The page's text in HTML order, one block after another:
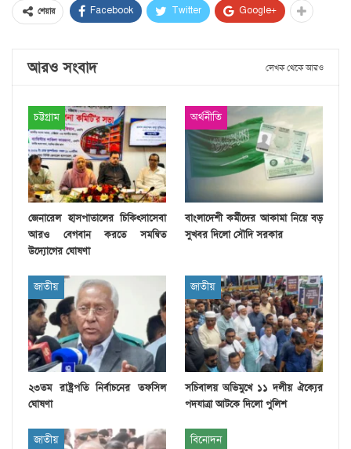
শেয়ার Facebook Twitter Google+
আরও সংবাদ লেখক থেকে আরও
চট্টগ্রাম
জেনারেল হাসপাতালের চিকিৎসাসেবা
আরও বেগবান করতে সমন্বিত
উদ্যোগের ঘোষণা
অর্থনীতি
বাংলাদেশী কর্মীদের আকামা নিয়ে বড়
সুখবর দিলো সৌদি সরকার
জাতীয়
২৩তম রাষ্ট্রপতি নির্বাচনের তফসিল
ঘোষণা
জাতীয়
সচিবালয় অভিমুখে ১১ দলীয় ঐক্যের
পদযাত্রা আটকে দিলো পুলিশ
জাতীয় বিনোদন